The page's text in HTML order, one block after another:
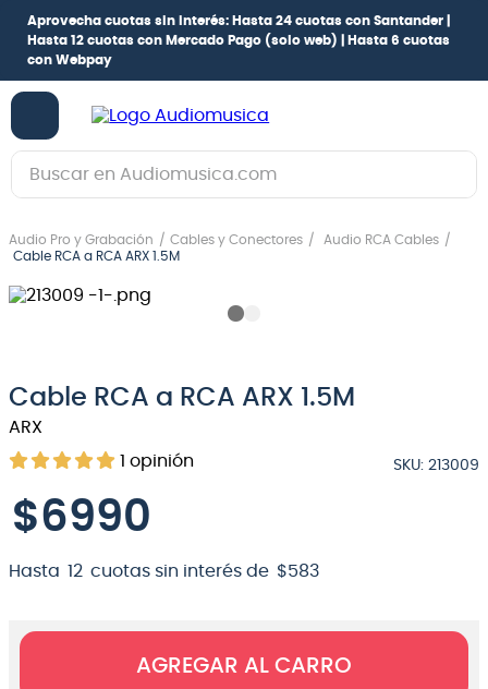
Aprovecha cuotas sin interés: Hasta 24 cuotas con Santander |
Hasta 12 cuotas con Mercado Pago (solo web) |
Hasta 6 cuotas
con Webpay
Buscar en Audiomusica.com
Audio Pro y Grabación Cables y Conectores
Audio RCA Cables
Cable RCA a RCA ARX 1.5M
Cable RCA a RCA ARX 1.5M
ARX
1 opinión SKU: 213009
$6990
Hasta 12 cuotas sin interés de $583
AGREGAR AL CARRO
1.
guitarra electrica
2.
bajo
5.
amplificador
8 .
micrófono
bateria